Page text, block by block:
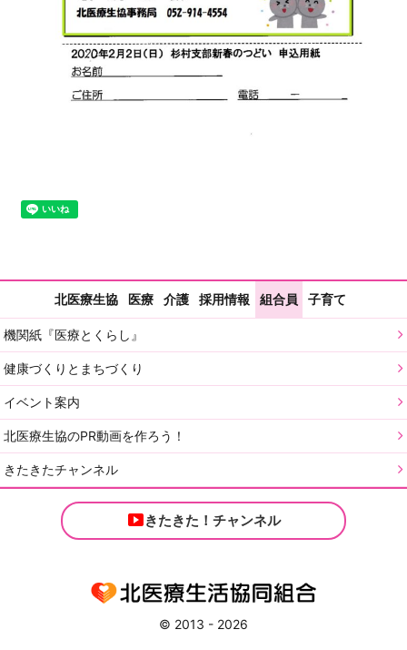
北医療生協 医療 介護 採用情報 組合員 子育て
機関紙『医療とくらし』
健康づくりとまちづくり
イベント案内
北医療生協のPR動画を作ろう！
きたきたチャンネル
きたきた！チャンネル
© 2013 - 2026